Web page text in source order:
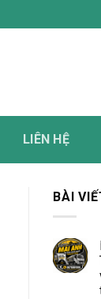
LIÊN HỆ
BÀI